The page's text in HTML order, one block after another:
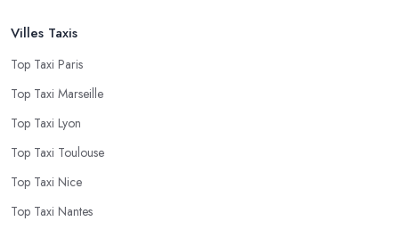
Villes Taxis
Top Taxi Paris
Top Taxi Marseille
Top Taxi Lyon
Top Taxi Toulouse
Top Taxi Nice
Top Taxi Nantes